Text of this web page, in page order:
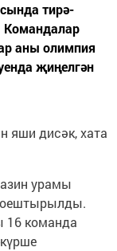
тирә-
Командалар
аны олимпия
җиңелгән
яши дисәк, хата
урамы
оештырылды.
16 команда